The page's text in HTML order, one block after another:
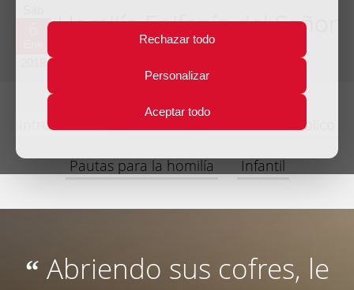
Rechazar todo
Personalizar
Aceptar todo
Homilía Epifanía del Señor
Introducción Lecturas Comentario bíblico
Pautas para la homilía Infantil
“ Abriendo sus cofres, le